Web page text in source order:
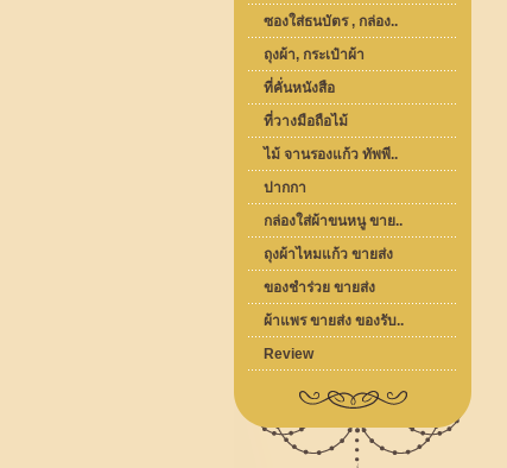
ซองใส่ธนบัตร , กล่อง..
ถุงผ้า, กระเป๋าผ้า
ที่คั่นหนังสือ
ที่วางมือถือไม้
ไม้ จานรองแก้ว ทัพพี..
ปากกา
กล่องใส่ผ้าขนหนู ขาย..
ถุงผ้าไหมแก้ว ขายส่ง
ของชำร่วย ขายส่ง
ผ้าแพร ขายส่ง ของรับ..
Review